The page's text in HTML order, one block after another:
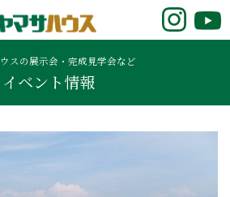
で注文住宅ならヤマサハウス
注文住宅や建売モデルハウスをお探し
こちら。鹿児島県内で11年連続ナンバ
ンの実績を誇る、絆の家でおなじみの
ハウス。展示場情報や家づくりのこだ
スの展示会・完成見学会など
イベント情報